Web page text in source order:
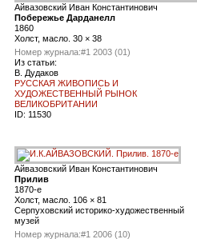
Айвазовский Иван Константинович
Побережье Дарданелл
1860
Холст, масло. 30 × 38
Номер журнала:#1 2003 (01)
Из статьи:
В. Дудаков
РУССКАЯ ЖИВОПИСЬ И
ХУДОЖЕСТВЕННЫЙ РЫНОК
ВЕЛИКОБРИТАНИИ
ID: 11530
Айвазовский Иван Константинович
Прилив
1870-е
Холст, масло. 106 × 81
Серпуховский историко-художественный
музей
Номер журнала:#1 2006 (10)